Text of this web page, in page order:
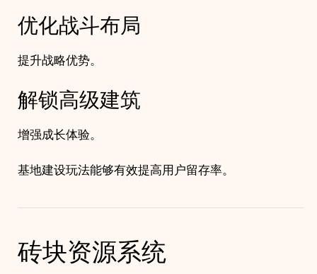
优化战斗布局
提升战略优势。
解锁高级建筑
增强成长体验。
基地建设玩法能够有效提高用户留存率。
砖块资源系统